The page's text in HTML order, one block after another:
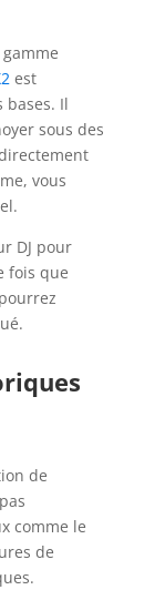
est
Il
sous des
vous
DJ pour
fois que
de
comme le
de